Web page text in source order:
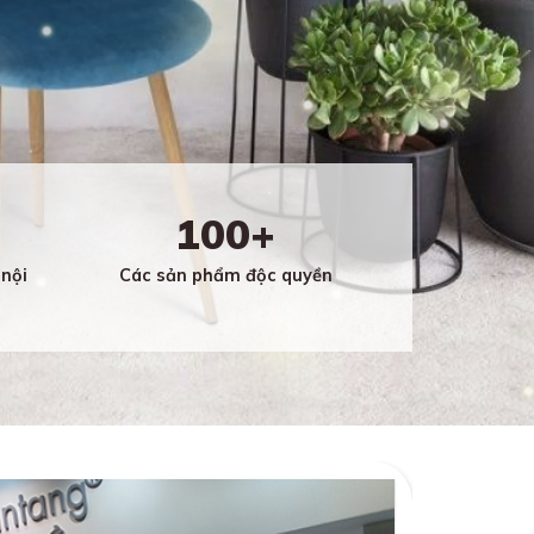
100+
Các sản phẩm độc quyền